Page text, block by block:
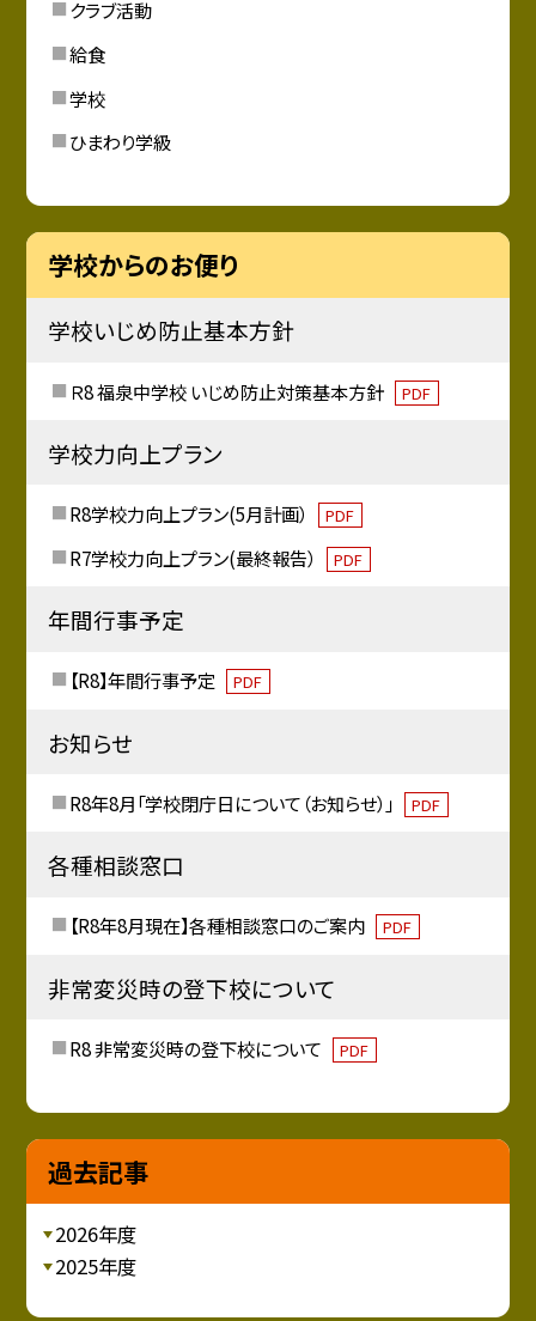
クラブ活動
給食
学校
ひまわり学級
学校からのお便り
学校いじめ防止基本方針
Ｒ8 福泉中学校 いじめ防止対策基本方針 PDF
学校力向上プラン
R8学校力向上プラン(5月計画） PDF
R7学校力向上プラン(最終報告） PDF
年間行事予定
【R8】年間行事予定 PDF
お知らせ
R8年8月「学校閉庁日について（お知らせ）」 PDF
各種相談窓口
【R8年8月現在】各種相談窓口のご案内 PDF
非常変災時の登下校について
R8 非常変災時の登下校について PDF
過去記事
2026年度
2025年度